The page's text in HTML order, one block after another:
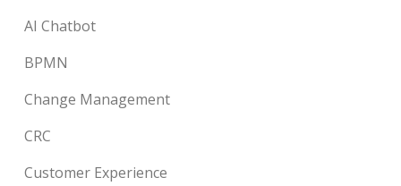
AI Chatbot
BPMN
Change Management
CRC
Customer Experience